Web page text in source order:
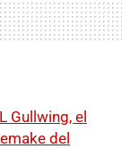
Gullwing, el
del